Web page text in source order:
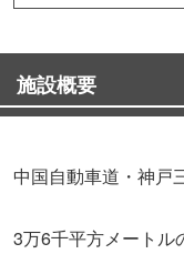
施設概要
中国自動車道・神戸
3万6千平方メートル